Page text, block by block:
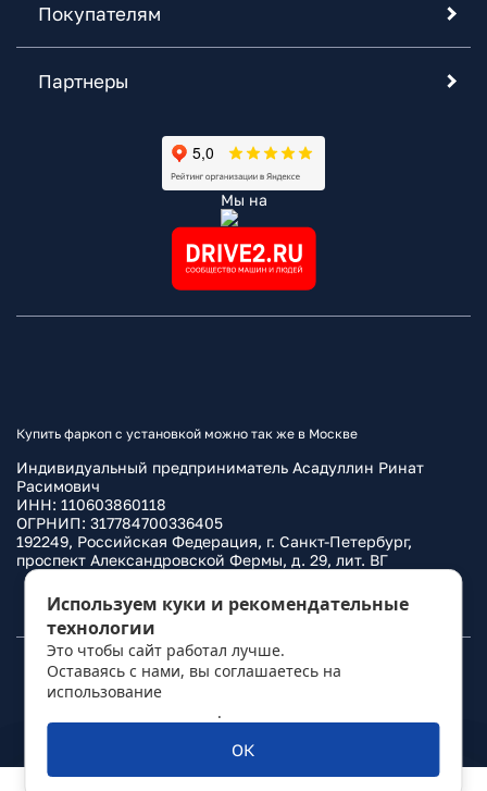
Покупателям
Партнеры
Мы на
Купить фаркоп с установкой можно так же в Москве
Индивидуальный предприниматель Асадуллин Ринат
Расимович
ИНН: 110603860118
ОГРНИП: 317784700336405
192249, Российская Федерация, г. Санкт-Петербург,
проспект Александровской Фермы, д. 29, лит. ВГ
Политика конфиденциальности
© 2010– 2026Фаркоп.ру
Используем куки и рекомендательные
технологии
Это чтобы сайт работал лучше.
Оставаясь с нами, вы соглашаетесь на
использование
.
ОК